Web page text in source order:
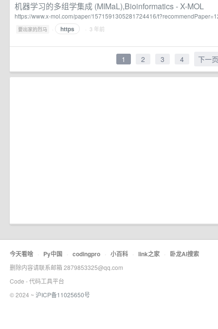
机器学习的多组学集成 (MIMaL),Bioinformatics - X-MOL
https://www.x-mol.com/paper/1571591305281724416/
要出家的烈马 · https · 3 年前
1 2 3 4 下一页
今天看啥 · Py中国 · codingpro · 小百科 · link之家 · 卧龙AI搜索
删除内容请联系邮箱 2879853325@qq.com
Code - 代码工具平台
© 2024 ~ 沪ICP备11025650号